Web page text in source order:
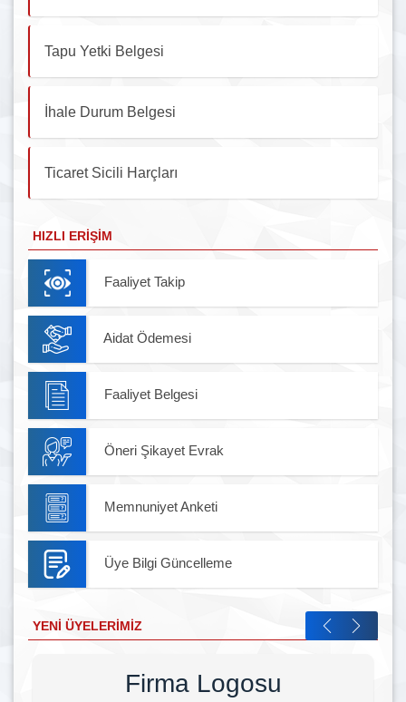
Tapu Yetki Belgesi
İhale Durum Belgesi
Ticaret Sicili Harçları
HIZLI ERIŞIM
Faaliyet Takip
Aidat Ödemesi
Faaliyet Belgesi
Öneri Şikayet Evrak
Memnuniyet Anketi
Üye Bilgi Güncelleme
YENI ÜYELERIMIZ
Firma Logosu